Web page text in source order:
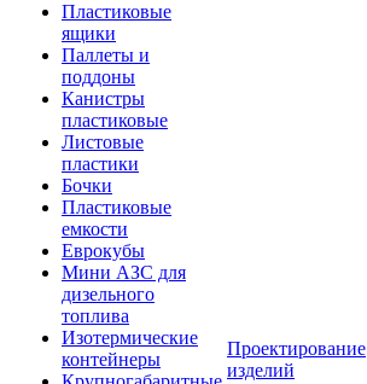
Пластиковые
ящики
Паллеты и
поддоны
Канистры
пластиковые
Листовые
пластики
Бочки
Пластиковые
емкости
Еврокубы
Мини АЗС для
дизельного
топлива
Изотермические
контейнеры
Проектирование
изделий